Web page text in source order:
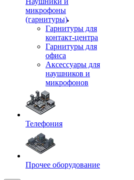
микрофоны
(гарнитуры)
Гарнитуры для
контакт-центра
Гарнитуры для
офиса
Аксессуары для
наушников и
микрофонов
Телефония
Прочее оборудование